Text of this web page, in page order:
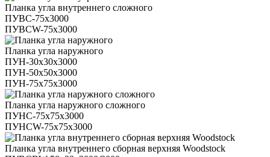
Планка угла внутреннего сложного
ПУВС-75х3000
ПУВСW-75х3000
Планка угла наружного
ПУН-30х30х3000
ПУН-50х50х3000
ПУН-75х75х3000
Планка угла наружного сложного
ПУНС-75х75х3000
ПУНСW-75х75х3000
Планка угла внутреннего сборная верхняя Woodstock